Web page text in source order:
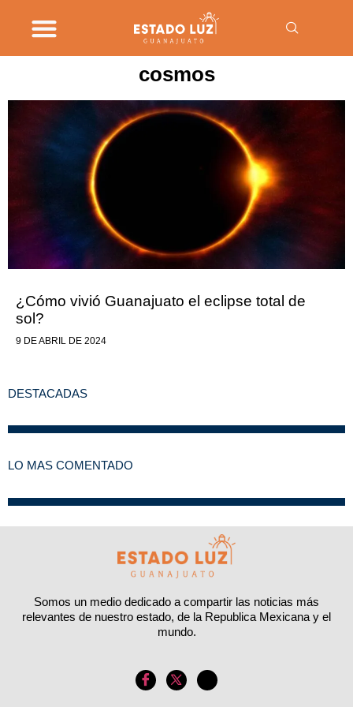
cosmos
¿Cómo vivió Guanajuato el eclipse total de
sol?
9 DE ABRIL DE 2024
DESTACADAS
LO MAS COMENTADO
Somos un medio dedicado a compartir las noticias más
relevantes de nuestro estado, de la Republica Mexicana y el
mundo.